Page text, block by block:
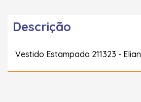
Descrição
Vestido Estampado 211323 - Elian